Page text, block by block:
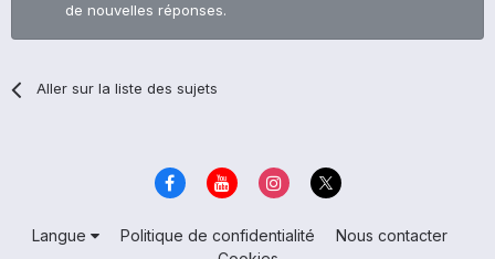
de nouvelles réponses.
Aller sur la liste des sujets
Langue Politique de confidentialité
Nous contacter